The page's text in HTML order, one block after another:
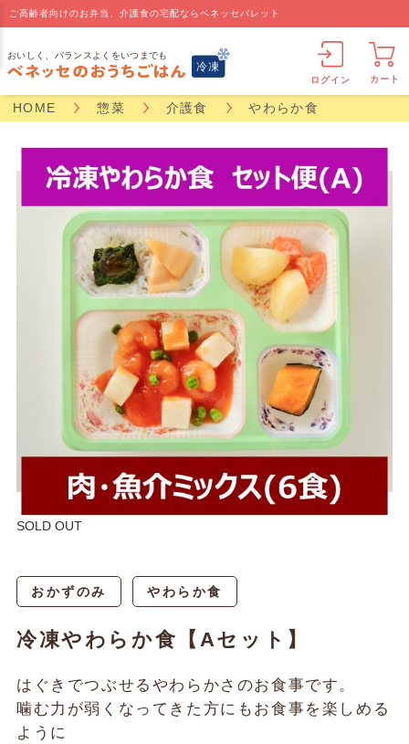
ご高齢者向けのお弁当、介護食の宅配ならベネッセパレット
ログイン カート
HOME 惣菜 介護食 やわらか食
SOLD OUT
おかずのみ やわらか食
冷凍やわらか食【Aセット】
はぐきでつぶせるやわらかさのお食事です。
噛む力が弱くなってきた方にもお食事を楽しめる
ように